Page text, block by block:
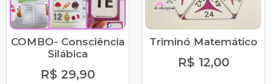
COMBO- Consciência
Silábica
R$ 29,90
Triminó Matemático
R$ 12,00